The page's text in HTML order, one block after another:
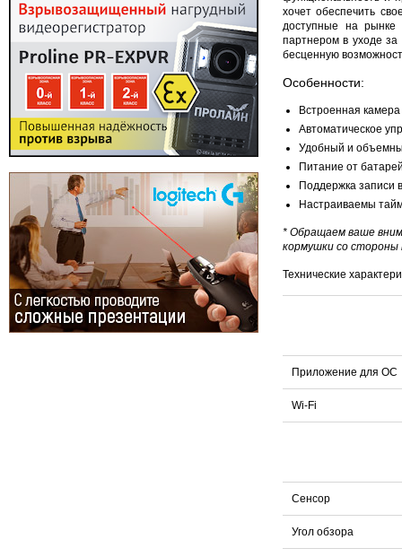
хочет обеспечить
доступные на
партнером в уходе
бесценную
Особенности:
Встроенная
Автоматическое
Удобный и
Питание от
Поддержка записи
Настраиваемы
* Обращаем ваше
кормушки со стороны
Технические
Приложение для ОС
Wi-Fi
Сенсор
Угол обзора